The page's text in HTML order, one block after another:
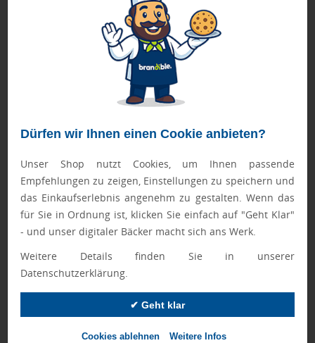
Dürfen wir Ihnen einen Cookie anbieten?
Unser Shop nutzt Cookies, um Ihnen passende
Empfehlungen zu zeigen, Einstellungen zu speichern und
das Einkaufserlebnis angenehm zu gestalten. Wenn das
für Sie in Ordnung ist, klicken Sie einfach auf "Geht Klar"
- und unser digitaler Bäcker macht sich ans Werk.
Weitere Details finden Sie in unserer
Datenschutzerklärung.
✔ Geht klar
Cookies ablehnen Weitere Infos
Nutzungsempfehlungen darzustellen, ohne umfangreiche
Textinformationen zu benötigen. Bei der Integration in
Corporate Design-Konzepte ergänzen Piktogramme das
Firmenlogo durch konsistente visuelle Elemente, die die
Markenidentität stärken und eine einheitliche
Kommunikation across verschiedener Werbeartikel
Kleidung mit Firmenlogo
nutzen Piktogramme auch zur
Darstellung von Nachhaltigkeitsaspekten,
Qualitätszertifizierungen oder besonderen Produktfeatures,
wodurch der wahrgenommene Wert des Werbeartikels
gesteigert wird. Die Kombination von Firmenlogo und
und ästhetisch ansprechende Werbeartikel, die sowohl
funktionale als auch kommunikative Ziele erfüllen.
Digitale Piktogramme und Icon-Systeme